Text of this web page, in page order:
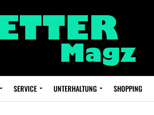
SERVICE UNTERHALTUNG SHOPPING